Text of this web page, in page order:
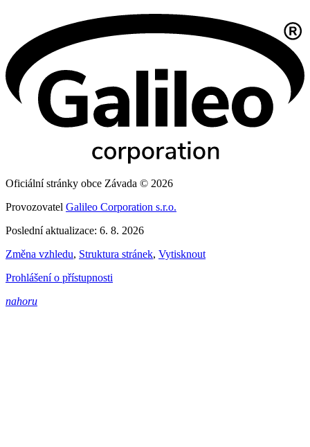
Oficiální stránky obce Závada © 2026
Provozovatel Galileo Corporation s.r.o.
Poslední aktualizace: 6. 8. 2026
Změna vzhledu, Struktura stránek, Vytisknout
Prohlášení o přístupnosti
nahoru